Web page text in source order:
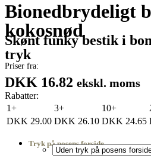
Bionedbrydeligt
kokosnød
Skønt funky bestik i
tryk
Priser fra:
DKK 16.82 ekskl. moms
Rabatter:
1+
3+ 10+
DKK 29.00 DKK 26.10 DKK 24.65
Tryk på posens forside